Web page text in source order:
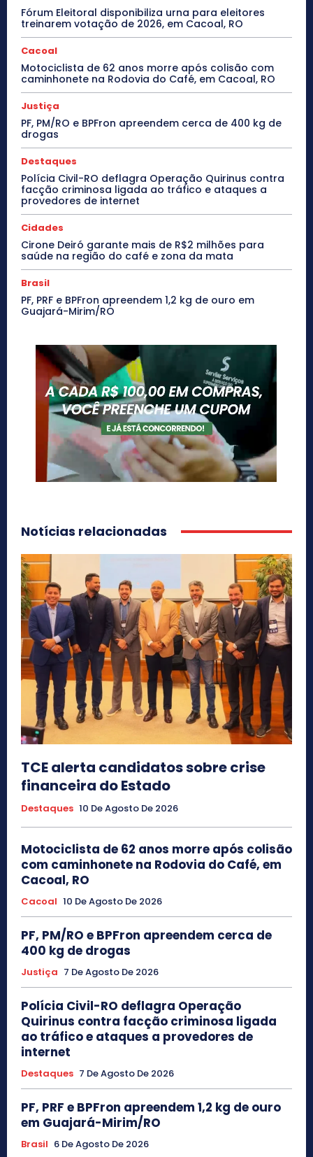
Fórum Eleitoral disponibiliza urna para eleitores
treinarem votação de 2026, em Cacoal, RO
Cacoal
Motociclista de 62 anos morre após colisão com
caminhonete na Rodovia do Café, em Cacoal, RO
Justiça
PF, PM/RO e BPFron apreendem cerca de 400 kg de
drogas
Destaques
Polícia Civil-RO deflagra Operação Quirinus contra
facção criminosa ligada ao tráfico e ataques a
provedores de internet
Cidades
Cirone Deiró garante mais de R$2 milhões para
saúde na região do café e zona da mata
Brasil
PF, PRF e BPFron apreendem 1,2 kg de ouro em
Guajará-Mirim/RO
Notícias relacionadas
TCE alerta candidatos sobre crise
financeira do Estado
Destaques 10 De Agosto De 2026
Motociclista de 62 anos morre após colisão
com caminhonete na Rodovia do Café, em
Cacoal, RO
Cacoal 10 De Agosto De 2026
PF, PM/RO e BPFron apreendem cerca de
400 kg de drogas
Justiça 7 De Agosto De 2026
Polícia Civil-RO deflagra Operação
Quirinus contra facção criminosa ligada
ao tráfico e ataques a provedores de
internet
Destaques 7 De Agosto De 2026
PF, PRF e BPFron apreendem 1,2 kg de ouro
em Guajará-Mirim/RO
Brasil 6 De Agosto De 2026